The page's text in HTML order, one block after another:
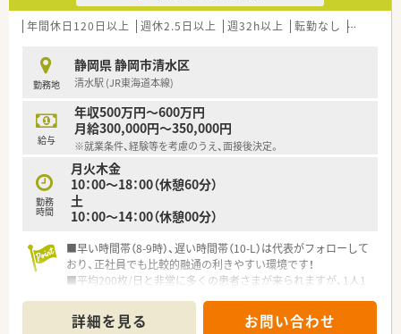
年間休日120日以上 週休2.5日以上 週32h以上 転勤なし 車通勤可
勤務地
静岡県 静岡市清水区
清水駅 (JR東海道本線)
給与
年収500万円～600万円
月給300,000円～350,000円
※就業条件、経験等を考慮のうえ、面接後決定。
勤務
時間
月火木金
10：00～18：00（休憩60分）
土
10：00～14：00（休憩00分）
■早い時間帯（8-9時）、遅い時間帯（10-L）は代表がフォローして
おり、正社員でも比較的融通の利きやすい環境です！
■平均200枚/日と非常に多くの患者さまが来られますが、1人1
詳細を見る お問い合わせ